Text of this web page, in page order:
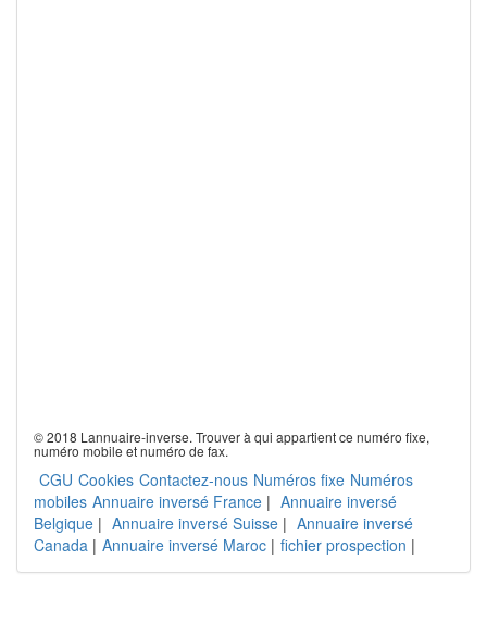
© 2018 Lannuaire-inverse. Trouver à qui appartient ce numéro fixe,
numéro mobile et numéro de fax.
CGU Cookies Contactez-nous Numéros fixe Numéros
mobiles Annuaire inversé France | Annuaire inversé
Belgique | Annuaire inversé Suisse | Annuaire inversé
Canada | Annuaire inversé Maroc | fichier prospection |